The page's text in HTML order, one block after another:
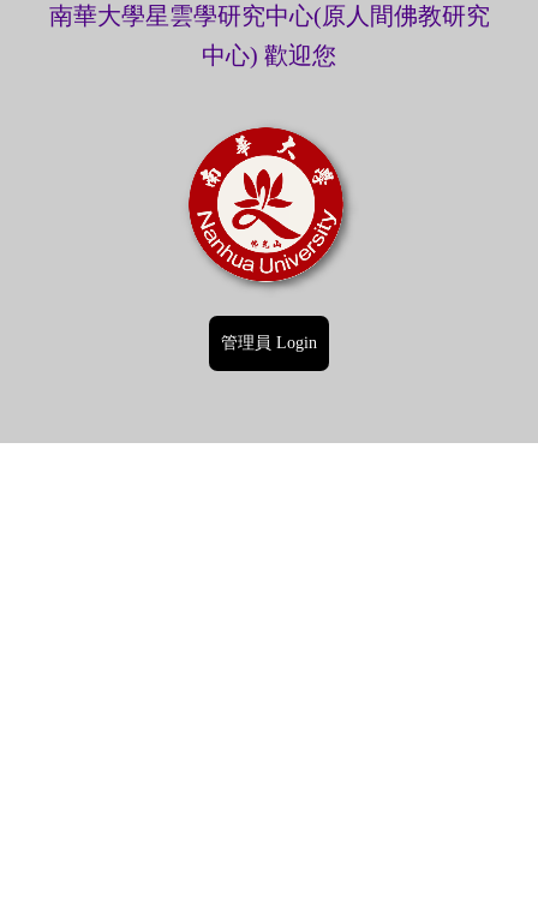
南華大學星雲學研究中心(原 人間佛教研究
中心) 歡迎您
管理員 Login